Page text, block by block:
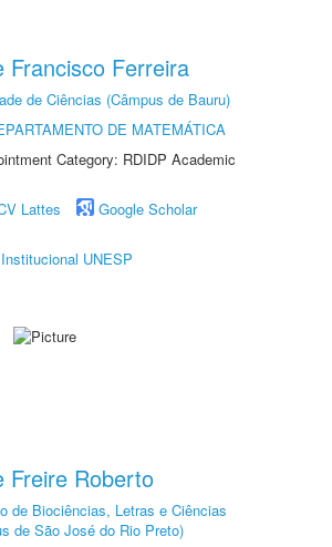
Francisco Ferreira
de Ciências (Câmpus de Bauru)
DE MATEMÁTICA
Category: RDIDP Academic
Lattes
Google Scholar
UNESP
Freire Roberto
de Biociências, Letras e Ciências
de São José do Rio Preto)